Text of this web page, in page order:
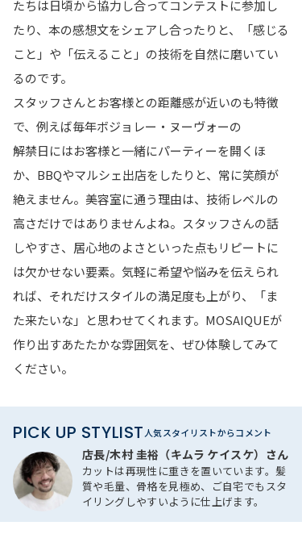
たちは日頃から協力し合ってコンテストに参加し
たり、本の感想文をシェアし合ったりと、「感じる
こと」や「伝えること」の技術を自然に磨いてい
るのです。
スタッフさんとお客様との距離感が近いのも特徴
で、例えば毎年ボジョレー・ヌーヴォーの
解禁日にはお客様と一緒にパーティーを開くほ
か、BBQやマルシェ出店をしたりと、常に笑顔が
絶えません。美容室に通う理由は、技術レベルの
高さだけではありませんよね。スタッフさんの話
しやすさ、居心地のよさといった点もリピートに
は欠かせない要素。気軽に希望や悩みを伝えられ
れば、それだけスタイルの満足度も上がり、「ま
た来たいな」と思わせてくれます。MOSAIQUEが
作り出すあたたかな雰囲気を、ぜひ体験してみて
ください。
PICK UP STYLIST 人気スタイリストからコメント
店長/木村 圭裕​​（キムラ ケイスケ）さん
カットは再現性に重きを置いています。髪
質や毛量、骨格を見極め、ご自宅でもスタ
イリングしやすいように仕上げます。